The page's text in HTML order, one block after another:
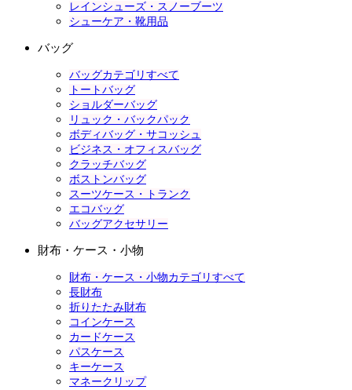
レインシューズ・スノーブーツ
シューケア・靴用品
バッグ
バッグカテゴリすべて
トートバッグ
ショルダーバッグ
リュック・バックパック
ボディバッグ・サコッシュ
ビジネス・オフィスバッグ
クラッチバッグ
ボストンバッグ
スーツケース・トランク
エコバッグ
バッグアクセサリー
財布・ケース・小物
財布・ケース・小物カテゴリすべて
長財布
折りたたみ財布
コインケース
カードケース
パスケース
キーケース
マネークリップ